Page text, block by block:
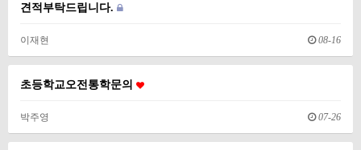
견적부탁드립니다.
이재현 08-16
초등학교오전통학문의
박주영 07-26